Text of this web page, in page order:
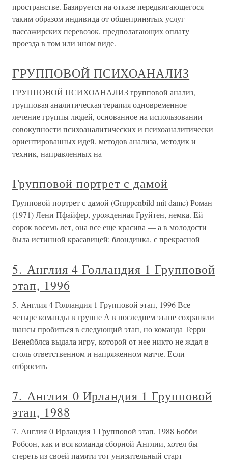
пространстве. Базируется на отказе передвигающегося
таким образом индивида от общепринятых услуг
пассажирских перевозок, предполагающих оплату
проезда в том или ином виде.
ГРУППОВОЙ ПСИХОАНАЛИЗ
ГРУППОВОЙ ПСИХОАНАЛИЗ групповой анализ,
групповая аналитическая терапия одновременное
лечение группы людей, основанное на использовании
совокупности психоаналитических и психоаналитически
ориентированных идей, методов анализа, методик и
техник, направленных на
Групповой портрет с дамой
Групповой портрет с дамой (Gruppenbild mit dame) Роман
(1971) Лени Пфайфер, урожденная Груйтен, немка. Ей
сорок восемь лет, она все еще красива — а в молодости
была истинной красавицей: блондинка, с прекрасной
5. Англия 4 Голландия 1 Групповой
этап, 1996
5. Англия 4 Голландия 1 Групповой этап, 1996 Все
четыре команды в группе А в последнем этапе сохраняли
шансы пробиться в следующий этап, но команда Терри
Венейблса выдала игру, которой от нее никто не ждал в
столь ответственном и напряженном матче. Если
отбросить
7. Англия 0 Ирландия 1 Групповой
этап, 1988
7. Англия 0 Ирландия 1 Групповой этап, 1988 Бобби
Робсон, как и вся команда сборной Англии, хотел бы
стереть из своей памяти тот унизительный старт